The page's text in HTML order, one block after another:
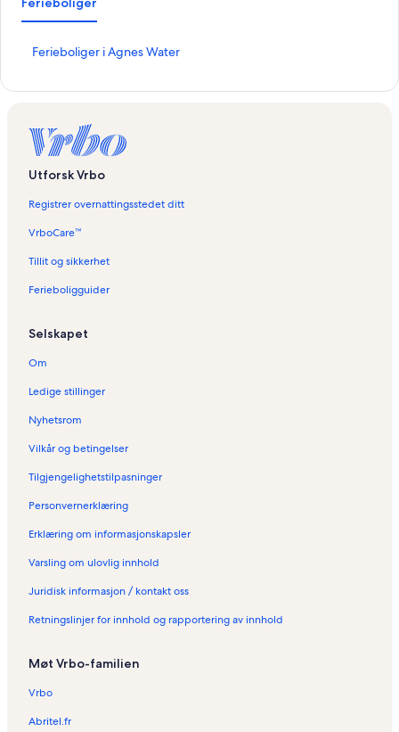
Ferieboliger i Agnes Water
L
o
m
p
e
r
e
n
i
d
e
n
F
r
e
b
l
g
r
i
A
n
s
a
Utforsk Vrbo
Registrer overnattingsstedet ditt
VrboCare™
Tillit og sikkerhet
Ferieboligguider
Selskapet
Om
Ledige stillinger
Nyhetsrom
Vilkår og betingelser
Tilgjengelighetstilpasninger
Personvernerklæring
Erklæring om informasjonskapsler
Varsling om ulovlig innhold
Juridisk informasjon / kontakt oss
Retningslinjer for innhold og rapportering av innhold
Møt Vrbo-familien
Vrbo
Abritel.fr